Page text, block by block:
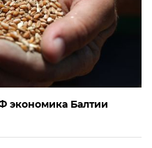
экономика Балтии